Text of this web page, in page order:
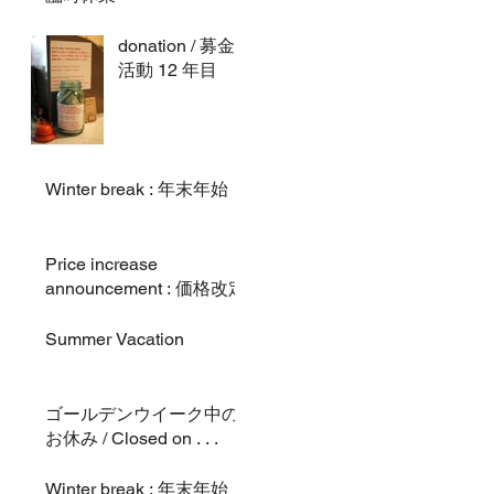
donation / 募金
活動 12 年目
Winter break : 年末年始
Price increase
announcement : 価格改定
Summer Vacation
ゴールデンウイーク中の
お休み / Closed on . . .
Winter break : 年末年始